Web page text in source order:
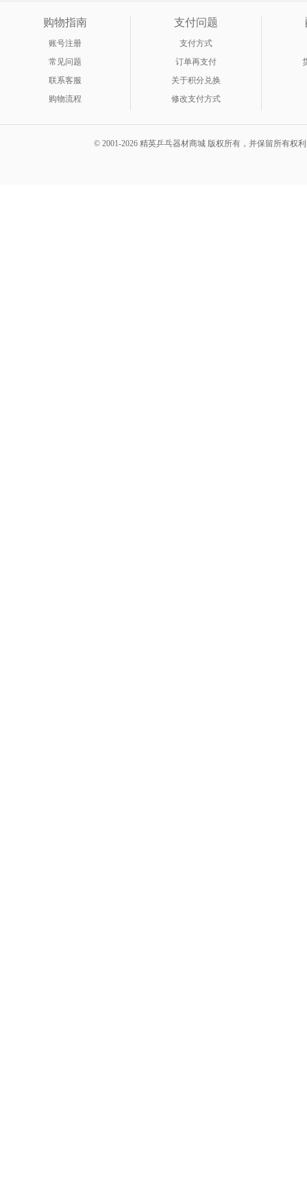
购物指南
账号注册
常见问题
联系客服
购物流程
支付问题
支付方式
订单再支付
关于积分兑换
修改支付方式
© 2001-2026 精英乒乓器材商城 版权所有，并保留所有权